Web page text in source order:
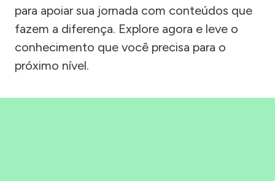
para apoiar sua jornada com conteúdos que
fazem a diferença. Explore agora e leve o
conhecimento que você precisa para o
próximo nível.